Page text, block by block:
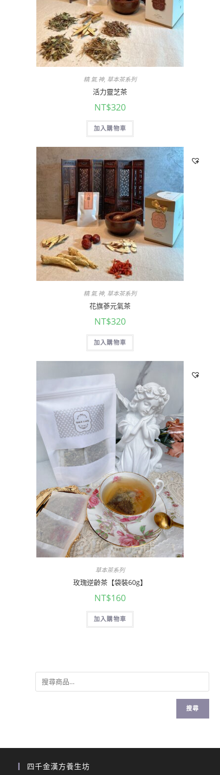
精.氣.神, 草本茶系列
活力靈芝茶
NT$320
加入購物車
精.氣.神, 草本茶系列
花旗蔘元氣茶
NT$320
加入購物車
草本茶系列
玫瑰逆齡茶【袋裝60g】
NT$160
加入購物車
搜尋
四千金漢方養生坊